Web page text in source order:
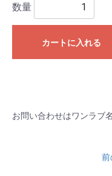
数量
カートに入れる
お問い合わせはワンラブ
前